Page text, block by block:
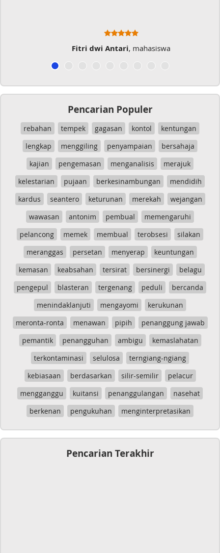
Musicer Indo
Pencarian Populer
rebahan tempek gagasan kontol
kentungan
lengkap
menggiling penyampaian
bersahaja
kajian
pengemasan menganalisis
merajuk
kelestarian
pujaan berkesinambungan
mendidih
kardus
seantero keturunan merekah
wejangan
wawasan
antonim pembual
memengaruhi
pelancong
memek membual terobsesi
silakan
meranggas
persetan menyerap
keuntungan
kemasan
keabsahan tersirat bersinergi
belagu
pengepul
blasteran tergenang peduli
bercanda
menindaklanjuti
mengayomi
kerukunan
meronta-ronta
menawan pipih
penanggung jawab
pemantik
penangguhan ambigu
kemaslahatan
terkontaminasi
selulosa
terngiang-ngiang
kebiasaan
berdasarkan silir-semilir
pelacur
mengganggu
kuitansi penanggulangan
nasehat
berkenan
pengukuhan menginterpretasikan
Pencarian Terakhir